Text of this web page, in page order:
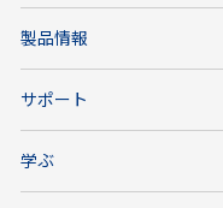
製品情報
サポート
学ぶ